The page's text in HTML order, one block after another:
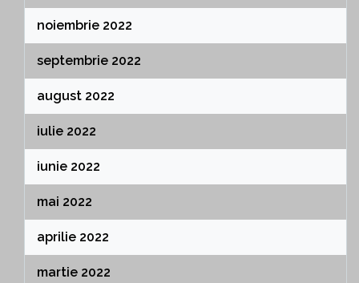
noiembrie 2022
septembrie 2022
august 2022
iulie 2022
iunie 2022
mai 2022
aprilie 2022
martie 2022